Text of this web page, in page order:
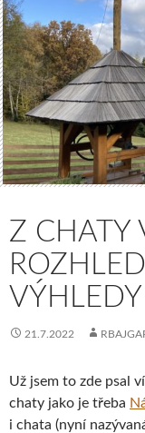
Z CHATY
21.7.2022
Už jsem to zde psal
chaty jako je třeba
i chata (nyní